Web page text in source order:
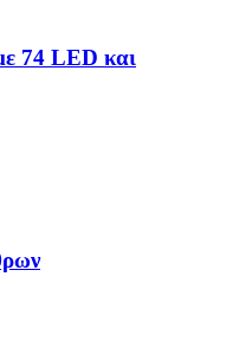
74 LED και